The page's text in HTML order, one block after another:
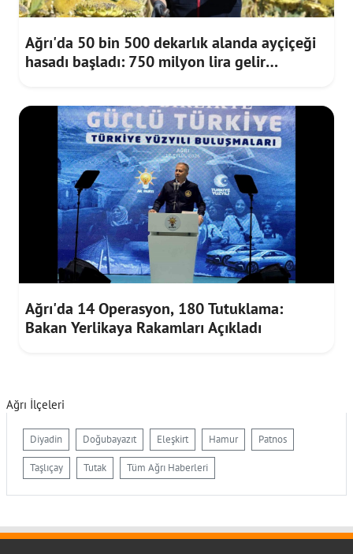
Ağrı'da 50 bin 500 dekarlık alanda ayçiçeği
hasadı başladı: 750 milyon lira gelir
Ağrı'da 14 Operasyon, 180 Tutuklama:
Bakan Yerlikaya Rakamları Açıkladı
Ağrı İlçeleri
Diyadin Doğubayazıt Eleşkirt Hamur Patnos
Taşlıçay Tutak Tüm Ağrı Haberleri